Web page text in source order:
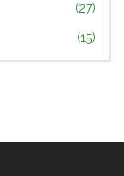
(27)
(15)